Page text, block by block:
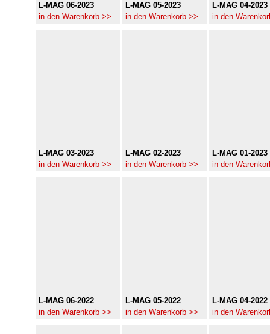
L-MAG 06-2023
in den Warenkorb >>
L-MAG 05-2023
in den Warenkorb >>
L-MAG 04-2023
in den
L-MAG 03-2023
in den Warenkorb >>
L-MAG 02-2023
in den Warenkorb >>
L-MAG 01-2023
in den
L-MAG 06-2022
in den Warenkorb >>
L-MAG 05-2022
in den Warenkorb >>
L-MAG 04-2022
in den